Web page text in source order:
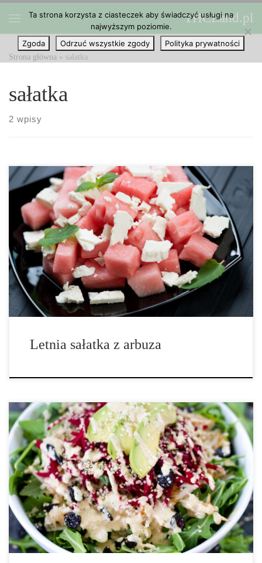
Przejdź do treści THCLand.pl
Strona główna » sałatka
sałatka
2 wpisy
To danie jest tak łatwe, że pewnie kiedy je poznasz, gościć będzie
u Ciebie co tydzień. Czas przygotowania: 10 minut Ilość porcji: 2
Składniki: 1 arbuz opakowanie sera typu feta świeża mięta 1
łyżeczka cayenne 1 łyżeczka soli oliwa z […]
Letnia sałatka z arbuza
Składniki na sałatkę: opakowanie rukoli 1 pokrojona gruszka 1
pokrojony burak 1/4 szklanki suszonej żurawiny pół pokrojonego
awokado 1/4 szklanki łuskanych nasion konopi gorgonzola (do
posypania) Składniki na dressing: 1/4 szklanki + 1 łyżka łuskanych
nasion konopi 1/4 szklanki oliwy […]
Ta strona korzysta z ciasteczek aby świadczyć usługi na
najwyższym poziomie.
Zgoda
Odrzuć wszystkie zgody Polityka prywatności